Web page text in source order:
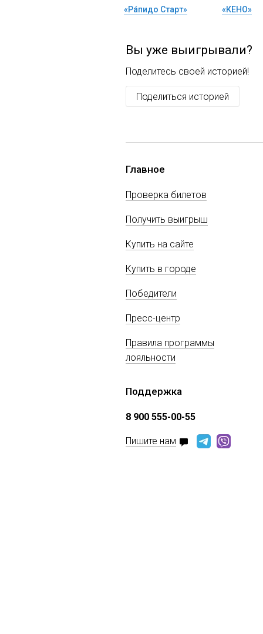
«Ра́пидо Старт» «КЕНО»
Вы уже выигрывали?
Поделитесь своей историей!
Поделиться историей
Главное
Проверка билетов
Получить выигрыш
Купить на сайте
Купить в городе
Победители
Пресс-центр
Правила программы
лояльности
Поддержка
8 900 555-00-55
Пишите нам